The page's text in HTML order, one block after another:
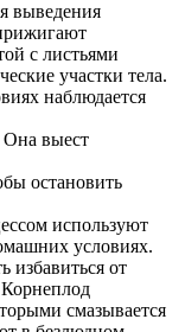
выведения
с листьями
участки тела.
наблюдается
выест
остановить
используют
условиях.
избавиться от
смазывается